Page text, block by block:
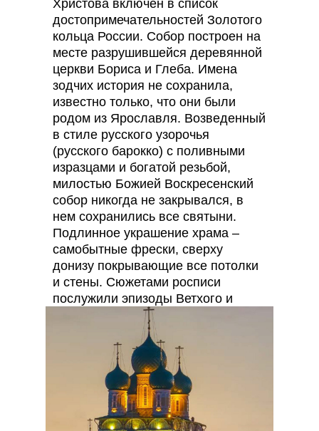
Христова включен в список
достопримечательностей Золотого
кольца России. Собор построен на
месте разрушившейся деревянной
церкви Бориса и Глеба. Имена
зодчих история не сохранила,
известно только, что они были
родом из Ярославля. Возведенный
в стиле русского узорочья
(русского барокко) с поливными
изразцами и богатой резьбой,
милостью Божией Воскресенский
собор никогда не закрывался, в
нем сохранились все святыни.
Подлинное украшение храма –
самобытные фрески, сверху
донизу покрывающие все потолки
и стены. Сюжетами росписи
послужили эпизоды Ветхого и
Нового заветов.